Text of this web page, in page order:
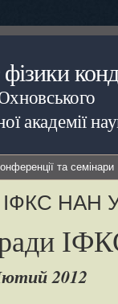
фізики
академії
та семінари
ІФКС НАН
ради
2012